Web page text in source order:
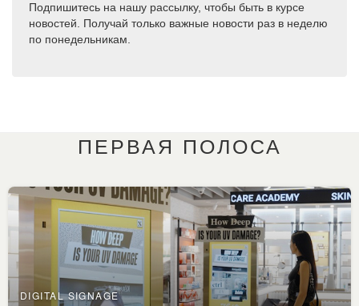
Подпишитесь на нашу рассылку, чтобы быть в курсе
новостей. Получай только важные новости раз в неделю
по понедельникам.
ПЕРВАЯ ПОЛОСА
DIGITAL SIGNAGE